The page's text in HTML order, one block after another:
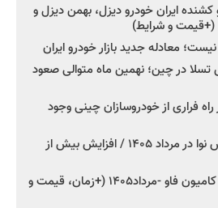
ایران خودرو دیزل، بهمن دیزل و
معادله جدید بازار خودرو ایران
تسلا در چین؛ نهمین ماه متوالی صعود
فراری از خودروسازان چینی وجود
اعلام قیمت جدید پارس نوا در مرداد ۱۴۰۵ / افزایش بیش از
شروع فروش کشنده و کامیون فاو -مرداد۱۴۰۵ (+زمان، قیمت و